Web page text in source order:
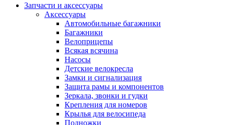
Запчасти и аксессуары
Аксессуары
Автомобильные багажники
Багажники
Велоприцепы
Всякая всячина
Насосы
Детские велокресла
Замки и сигнализация
Защита рамы и компонентов
Зеркала, звонки и гудки
Крепления для номеров
Крылья для велосипеда
Подножки